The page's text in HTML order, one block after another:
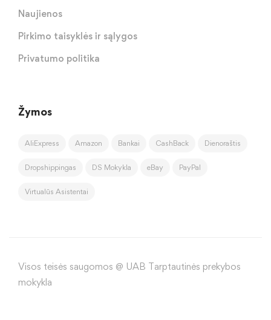
Naujienos
Pirkimo taisyklės ir sąlygos
Privatumo politika
Žymos
AliExpress Amazon Bankai CashBack Dienoraštis
Dropshippingas DS Mokykla eBay PayPal
Virtualūs Asistentai
Visos teisės saugomos @ UAB Tarptautinės prekybos
mokykla